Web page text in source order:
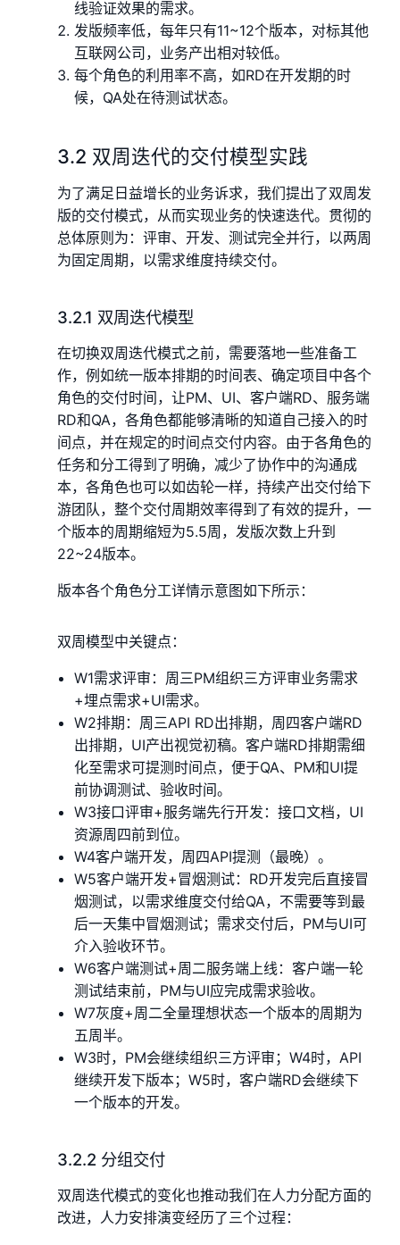
线验证效果的需求。
发版频率低，每年只有11~12个版本，对标其他
互联网公司，业务产出相对较低。
每个角色的利用率不高，如RD在开发期的时
候，QA处在待测试状态。
3.2 双周迭代的交付模型实践
为了满足日益增长的业务诉求，我们提出了双周发
版的交付模式，从而实现业务的快速迭代。贯彻的
总体原则为：评审、开发、测试完全并行，以两周
为固定周期，以需求维度持续交付。
3.2.1 双周迭代模型
在切换双周迭代模式之前，需要落地一些准备工
作，例如统一版本排期的时间表、确定项目中各个
角色的交付时间，让PM、UI、客户端RD、服务端
RD和QA，各角色都能够清晰的知道自己接入的时
间点，并在规定的时间点交付内容。由于各角色的
任务和分工得到了明确，减少了协作中的沟通成
本，各角色也可以如齿轮一样，持续产出交付给下
游团队，整个交付周期效率得到了有效的提升，一
个版本的周期缩短为5.5周，发版次数上升到
22~24版本。
版本各个角色分工详情示意图如下所示：
双周模型中关键点：
W1需求评审：周三PM组织三方评审业务需求
+埋点需求+UI需求。
W2排期：周三API RD出排期，周四客户端RD
出排期，UI产出视觉初稿。客户端RD排期需细
化至需求可提测时间点，便于QA、PM和UI提
前协调测试、验收时间。
W3接口评审+服务端先行开发：接口文档，UI
资源周四前到位。
W4客户端开发，周四API提测（最晚）。
W5客户端开发+冒烟测试：RD开发完后直接冒
烟测试，以需求维度交付给QA，不需要等到最
后一天集中冒烟测试；需求交付后，PM与UI可
介入验收环节。
W6客户端测试+周二服务端上线：客户端一轮
测试结束前，PM与UI应完成需求验收。
W7灰度+周二全量理想状态一个版本的周期为
五周半。
W3时，PM会继续组织三方评审；W4时，API
继续开发下版本；W5时，客户端RD会继续下
一个版本的开发。
3.2.2 分组交付
双周迭代模式的变化也推动我们在人力分配方面的
改进，人力安排演变经历了三个过程：